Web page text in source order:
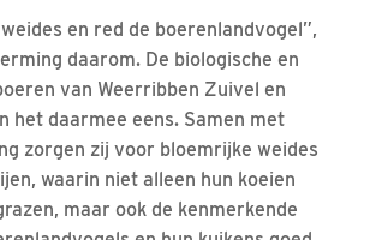
en red de boerenlandvogel”,
daarom. De biologische en
van Weerribben Zuivel en
het daarmee eens. Samen met
zorgen zij voor bloemrijke weides
waarin niet alleen hun koeien
maar ook de kenmerkende